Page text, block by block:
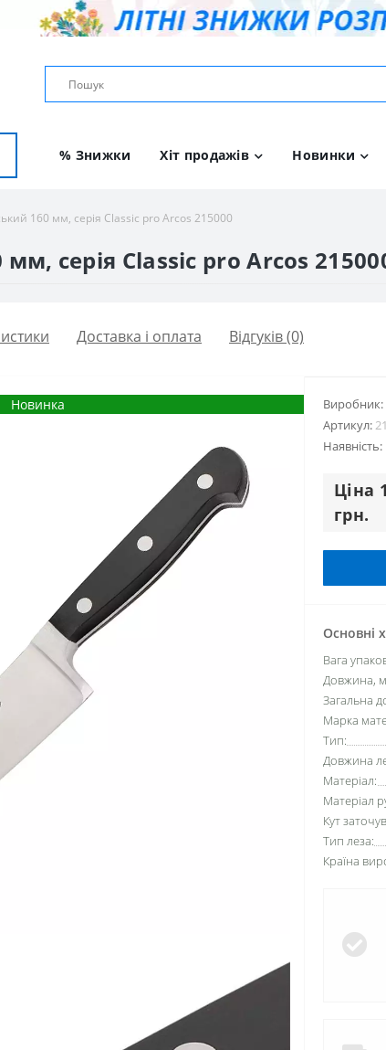
% Знижки Хіт продажів Новинки
160 мм, серія Classic pro Arcos 215000
серія Classic pro Arcos
Доставка і оплата Відгуків (0)
Новинка Виробник:
Артикул:
Наявність:
Цiна
грн.
Основні
Вага
Довжина,
Загальна
Марка
Тип:
Довжина
Матеріал:
Матеріал
Кут
Тип леза:
Країна